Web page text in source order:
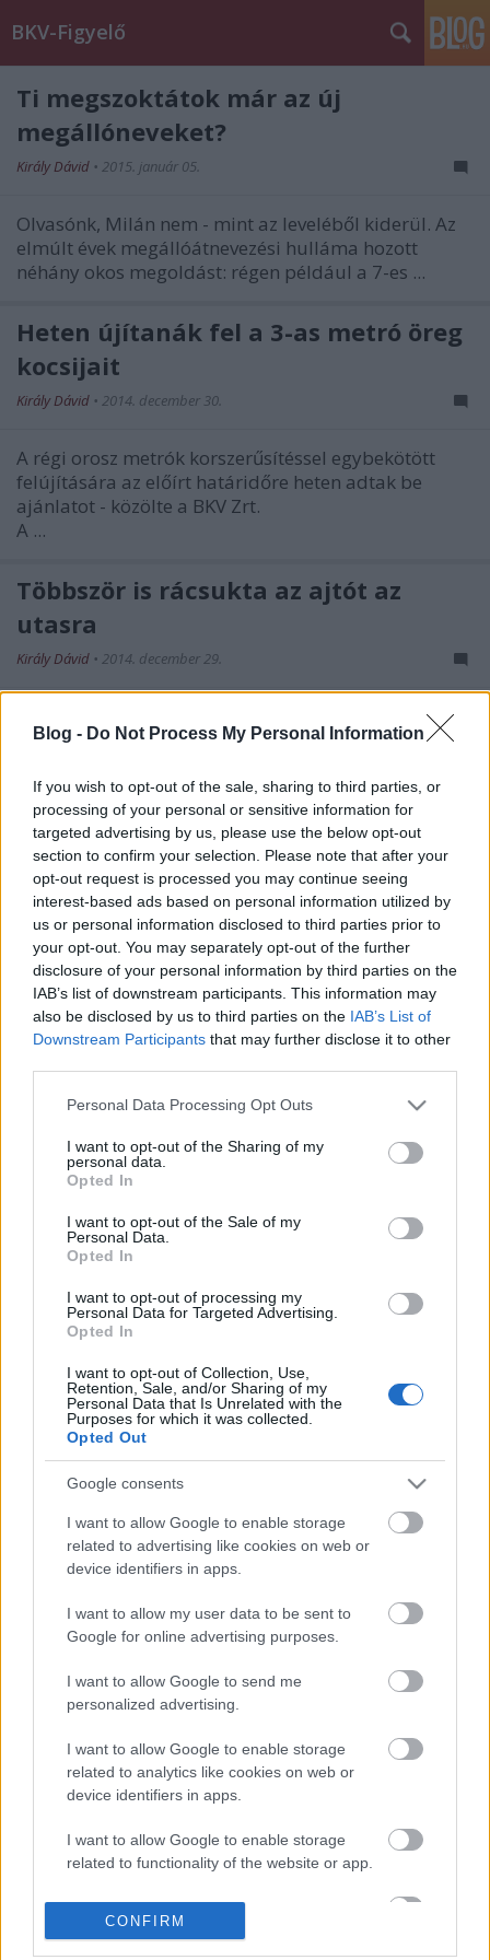
Blog - Do Not Process My Personal Information
If you wish to opt-out of the sale, sharing to third parties, or
processing of your personal or sensitive information for
targeted advertising by us, please use the below opt-out
section to confirm your selection. Please note that after your
opt-out request is processed you may continue seeing
interest-based ads based on personal information utilized by
us or personal information disclosed to third parties prior to
your opt-out. You may separately opt-out of the further
disclosure of your personal information by third parties on the
IAB’s list of downstream participants. This information may
also be disclosed by us to third parties on the IAB’s List of
Downstream Participants that may further disclose it to other
Please note that this website/app uses one or more Google
not limited to your visit or usage behaviour. You may click to
grant or deny consent to Google and its third-party tags to
use your data for below specified purposes in below Google
consent section.
Personal Data Processing Opt Outs
I want to opt-out of the Sharing of my
personal data.
Opted In
I want to opt-out of the Sale of my
Personal Data.
Opted In
I want to opt-out of processing my
Personal Data for Targeted Advertising.
Opted In
I want to opt-out of Collection, Use,
Retention, Sale, and/or Sharing of my
Personal Data that Is Unrelated with the
Purposes for which it was collected.
Opted Out
Google consents
I want to allow Google to enable storage
related to advertising like cookies on web or
device identifiers in apps.
I want to allow my user data to be sent to
Google for online advertising purposes.
I want to allow Google to send me
personalized advertising.
I want to allow Google to enable storage
related to analytics like cookies on web or
device identifiers in apps.
I want to allow Google to enable storage
related to functionality of the website or app.
I want to allow Google to enable storage
related to personalization.
CONFIRM
BKV-Figyelő
Ti megszoktátok már az új
megállóneveket?
Király Dávid • 2015. január 05.
Olvasónk, Milán nem - mint az leveléből kiderül. Az
elmúlt évek megállóátnevezési hulláma hozott
néhány okos megoldást: régen például a 7-es ...
Heten újítanák fel a 3-as metró öreg
kocsijait
Király Dávid • 2014. december 30.
A régi orosz metrók korszerűsítéssel egybekötött
felújítására az előírt határidőre heten adtak be
ajánlatot - közölte a BKV Zrt.
A ...
Többször is rácsukta az ajtót az
utasra
Király Dávid • 2014. december 29.
A menetrend szent dolog, kőbe is van vésve, de némi
józansággal mégiscsak az tűnik reálisnak, hogy a
Rosszul lett a fiú, a buszvezető
segített
Király Dávid 2014. december 22.
Jön a karácsony, örüljünk az ilyen apróságoknak!
Érdemes megjegyezni, hogy az alábbi rövid
történetben nemcsak az a jó, hogy a buszvezető ...
"És most ha ezért megb@szlak 16
ezerre?"
Olvasónk az alábbi levelet juttatta el a BKK-nak, a
Kommentárt nem igényel.
2014. december 11-én ...
Bevonhatja-e az ellenőr a MÁK-
kártyát?
Király Dávid•2014. december 09.
Ingyenes utazásra jogosító, a Magyar Államkincstár
által kibocsátott igazolvánnyal metrózott a
napokban Tímea és fia. Az érvényes igazolvány ...
Kaotikus villamospótlás a 3-as
vonalon
Király Dávid•2014. december 05.
Csütörtökön reggel egy baleset miatt pótlóbuszok
szállították (volna) a 3-as villamos utasait. Olvasónk
Az automata mindent megold? - egy
Király Dávid 2014. december 03.
Hat év után vonta vissza jegyárusítási jogát
olvasónknak a BKK. Névtelenséget kérő olvasónk